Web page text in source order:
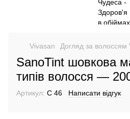
Vivasan Догляд за волоссям
SanoTint шовкова
типів волосся —
Артикул: C 46 Написати відгук